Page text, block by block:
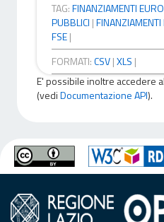
TAG:FINANZIAMENTI
PUBBLICI |FINANZIAMENTI
FSE|
FORMATI:CSV|XLS |
E' possibile inoltre accedere
(vediDocumentazione API).